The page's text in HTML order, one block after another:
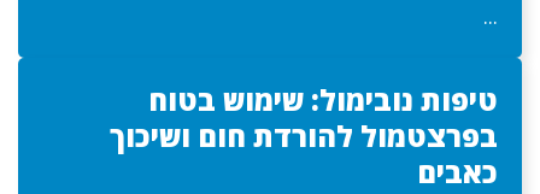
...
טיפות נובימול: שימוש בטוח
בפרצטמול להורדת חום ושיכוך
כאבים